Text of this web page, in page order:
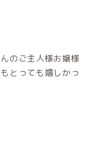
のご主人様お嬢様
とっても嬉しかっ